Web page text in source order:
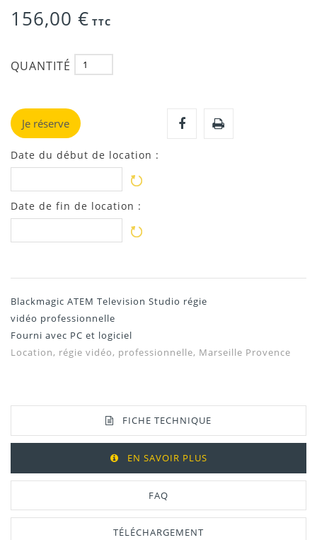
156,00 € TTC
QUANTITÉ
Je réserve
Date du début de location :
Date de fin de location :
Blackmagic ATEM Television Studio régie
vidéo professionnelle
Fourni avec PC et logiciel
Location, régie vidéo, professionnelle, Marseille Provence
FICHE TECHNIQUE
EN SAVOIR PLUS
FAQ
TÉLÉCHARGEMENT